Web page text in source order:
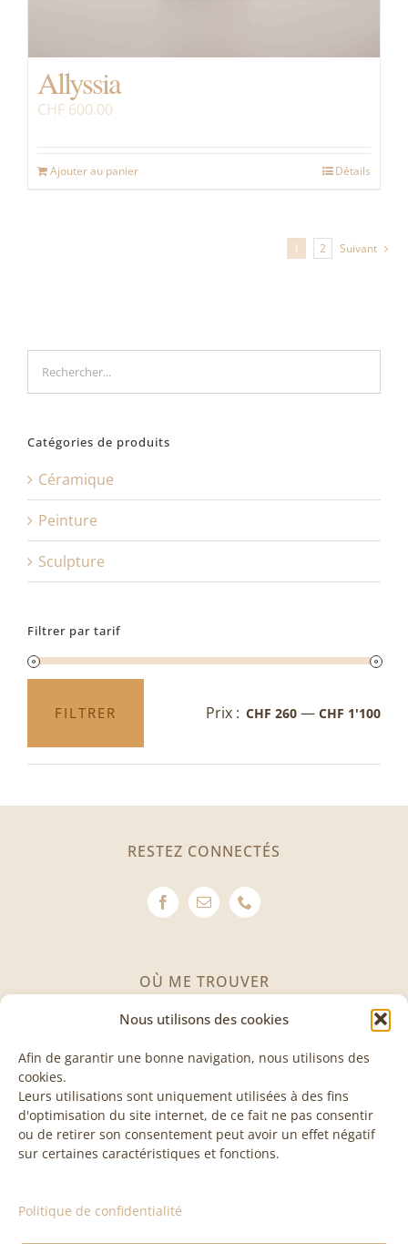
Nous utilisons des cookies
Afin de garantir une bonne navigation, nous utilisons des
cookies.
Leurs utilisations sont uniquement utilisées à des fins
d'optimisation du site internet, de ce fait ne pas consentir
ou de retirer son consentement peut avoir un effet négatif
sur certaines caractéristiques et fonctions.
Politique de confidentialité
Allyssia
CHF 600.00
Ajouter au panier Détails
1 2 Suivant
Catégories de produits
Céramique
Peinture
Sculpture
Filtrer par tarif
min
max
FILTRER Prix : CHF 260 — CHF 1'100
RESTEZ CONNECTÉS
OÙ ME TROUVER
Avenue des Invuardes 11
1530 Payerne
VISITE & COURS
Les visites et les cours sont sur rendez-vous, n’hésitez